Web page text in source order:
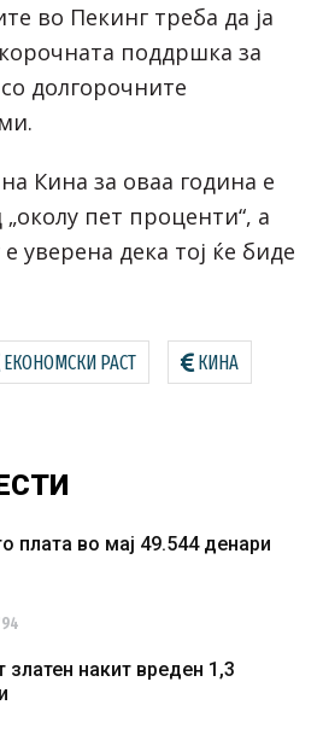
во Пекинг треба да ја
поддршка за
долгорочните
Кина за оваа година е
пет проценти“, а
уверена дека тој ќе биде
ЕКОНОМСКИ РАСТ КИНА
плата во мај 49.544 денари
накит вреден 1,3